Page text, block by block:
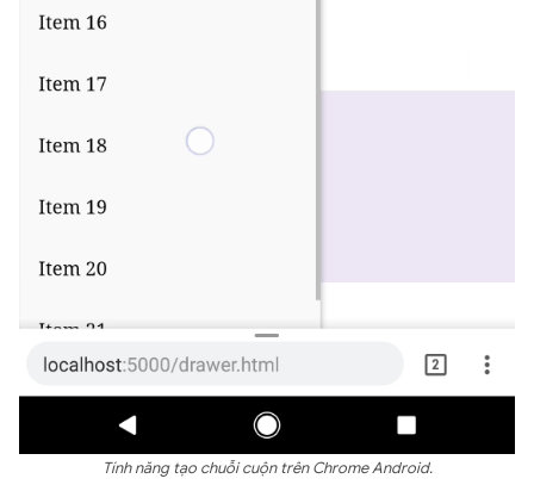
Tính năng tạo chuỗi cuộn trên Chrome Android.